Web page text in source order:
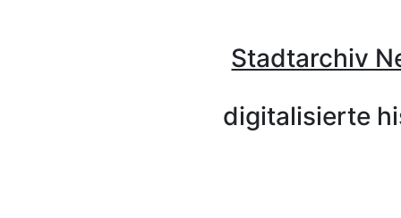
Stadtarchiv
digitalisierte